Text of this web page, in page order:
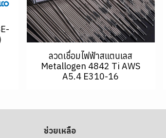
ลวดเชื่อมไฟฟ้าสแตนเลส
Metallogen 4842 Ti AWS
A5.4 E310-16
ช่วยเหลือ